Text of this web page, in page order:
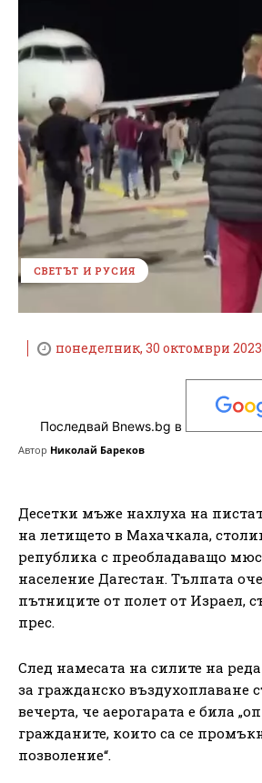
СВЕТЪТ И РУСИЯ
понеделник, 30 октомври 2023
Последвай Bnews.bg в
Автор Николай Бареков
Десетки мъже нахлуха на
на летището в Махачкала,
република с преобладаващо
население Дагестан. Тълпата
пътниците от полет от Израел,
прес.
След намесата на силите на
за гражданско въздухоплаване
вечерта, че аерогарата е била
гражданите, които са се
позволение“.